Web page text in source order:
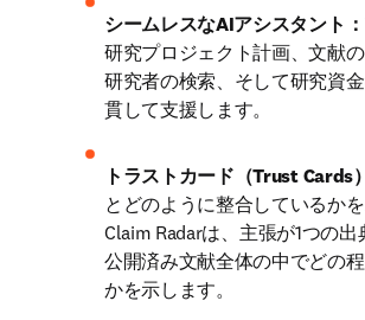
シームレスなAIアシスタント：
研究プロジェクト計画、文献
研究者の検索、そして研究資
貫して支援します。
トラストカード（Trust Cards
とどのように整合しているかを
Claim Radarは、主張が1つの出
公開済み文献全体の中でどの
かを示します。